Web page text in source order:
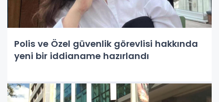
Polis ve Özel güvenlik görevlisi hakkında
yeni bir iddianame hazırlandı